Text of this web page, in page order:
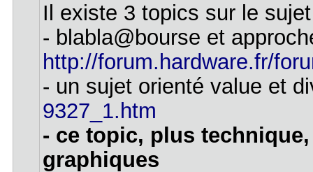
Il existe 3 topics sur le
- blabla@bourse et
http://forum.hardware.fr/
- un sujet orienté value et
9327_1.htm
- ce topic, plus
graphiques